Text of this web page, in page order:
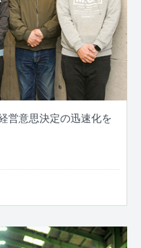
営意思決定の迅速化を